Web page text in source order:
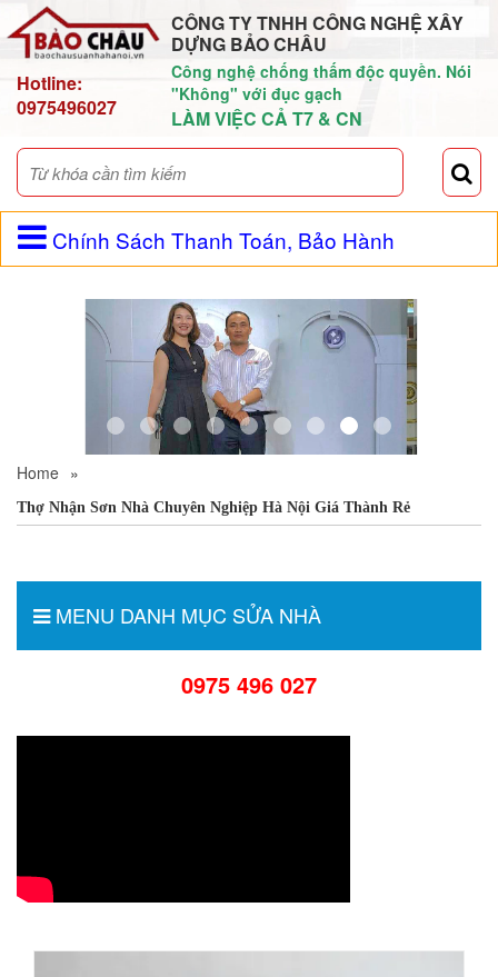
Hotline:
0975496027
CÔNG TY TNHH CÔNG NGHỆ XÂY
DỰNG BẢO CHÂU
Công nghệ chống thấm độc quyền. Nói
"Không" với đục gạch
LÀM VIỆC CẢ T7 & CN
Chính Sách Thanh Toán, Bảo Hành
Home »
Thợ Nhận Sơn Nhà Chuyên Nghiệp Hà Nội Giá Thành Rẻ
MENU DANH MỤC SỬA NHÀ
0975 496 027